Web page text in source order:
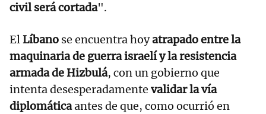
civil será cortada".
ElLíbano se encuentra hoyatrapado entre la
maquinaria de guerra israelí y la resistencia
armada de Hizbulá, con un gobierno que
intenta desesperadamente validar la vía
diplomáticaantes de que, como ocurrió en